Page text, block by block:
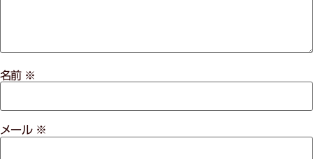
名前 ※
メール ※